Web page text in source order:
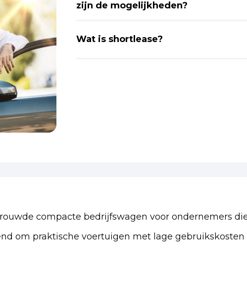
zijn de mogelijkheden?
Wat is shortlease?
compacte bedrijfswagen voor ondernemers
om praktische voertuigen met lage